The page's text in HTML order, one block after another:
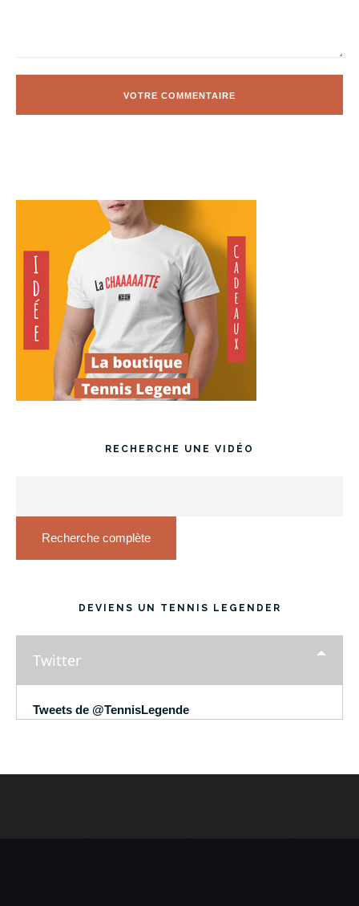
RECHERCHE UNE VIDÉO
Recherche complète
DEVIENS UN TENNIS LEGENDER
Twitter
Tweets de @TennisLegende